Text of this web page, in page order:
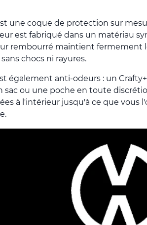
une coque de protection sur
est fabriqué dans un matériau
rembourré maintient fermement
chocs ni rayures.
également anti-odeurs : un
sac ou une poche en toute
à l'intérieur jusqu'à ce que vous